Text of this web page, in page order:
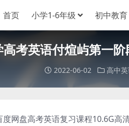
首页 小学1-6年级 初中教育
考英语付煊屿第一
2022-06-02 高中
网盘高考英语复习课程10.6G高清